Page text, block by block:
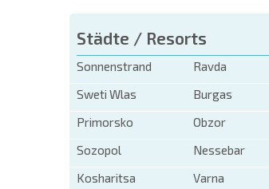
Städte / Resorts
Sonnenstrand
Ravda
Sweti Wlas
Burgas
Primorsko
Obzor
Sozopol
Nessebar
Kosharitsa
Varna